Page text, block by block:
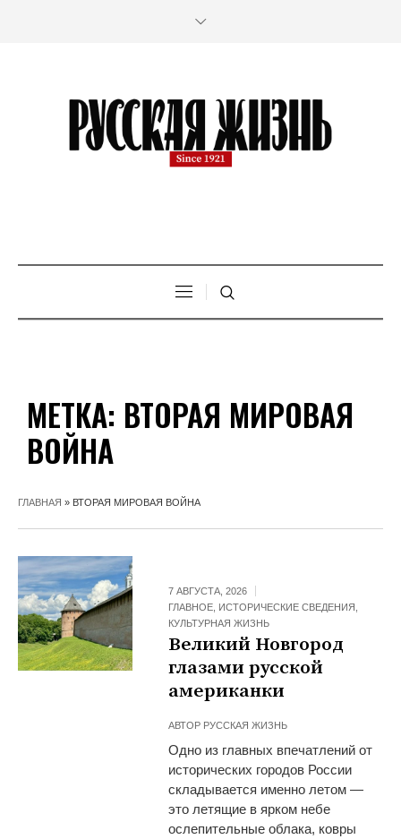
МЕТКА: ВТОРАЯ МИРОВАЯ
ВОЙНА
ГЛАВНАЯ » ВТОРАЯ МИРОВАЯ ВОЙНА
7 АВГУСТА, 2026
ГЛАВНОЕ ИСТОРИЧЕСКИЕ СВЕДЕНИЯ
КУЛЬТУРНАЯ ЖИЗНЬ
Великий Новгород
глазами русской
американки
АВТОР РУССКАЯ ЖИЗНЬ
Одно из главных впечатлений от
исторических городов России
складывается именно летом —
это летящие в ярком небе
ослепительные облака, ковры